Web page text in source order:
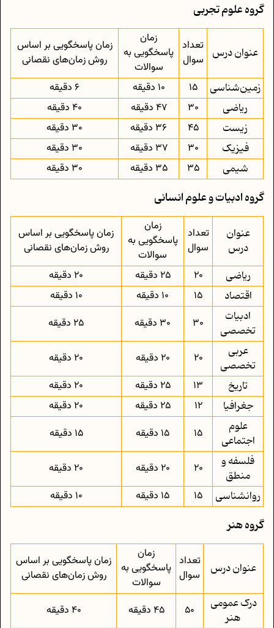
گروه علوم تجربی
عنوان درس تعداد
سوال
زمان
پاسخگویی به
سوالات
زمان پاسخگویی بر اساس
روش زمان‌های نقصانی
زمین‌شناسی 15 10 دقیقه 6 دقیقه
ریاضی 30 47 دقیقه 40 دقیقه
زیست 45 36 دقیقه 30 دقیقه
فیزیک 30 37 دقیقه 30 دقیقه
شیمی 35 35 دقیقه 30 دقیقه
گروه ادبیات و علوم انسانی
عنوان
درس
تعداد
سوال
زمان
پاسخگویی به
سوالات
زمان پاسخگویی بر اساس
روش زمان‌های نقصانی
ریاضی 20 25 دقیقه 20 دقیقه
اقتصاد 15 10 دقیقه 10 دقیقه
ادبیات
تخصصی
30 30 دقیقه 25 دقیقه
عربی
تخصصی
20 20 دقیقه 20 دقیقه
تاریخ 13 25 دقیقه 20 دقیقه
جغرافیا 12 25 دقیقه 20 دقیقه
علوم
اجتماعی
15 15 دقیقه 15 دقیقه
فلسفه و
منطق
20 20 دقیقه 20 دقیقه
روانشناسی 15 15 دقیقه 10 دقیقه
گروه هنر
عنوان درس
تعداد
سوال
زمان
پاسخگویی به
سوالات
زمان پاسخگویی بر اساس
روش زمان‌های نقصانی
درک عمومی
هنر
50 45 دقیقه 40 دقیقه